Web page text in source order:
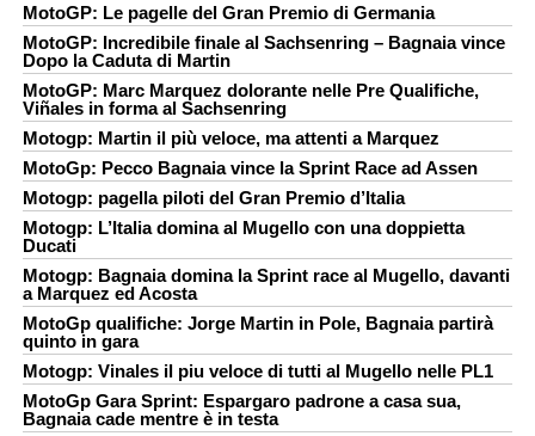
MotoGP: Le pagelle del Gran Premio di Germania
MotoGP: Incredibile finale al Sachsenring – Bagnaia vince
Dopo la Caduta di Martin
MotoGP: Marc Marquez dolorante nelle Pre Qualifiche,
Viñales in forma al Sachsenring
Motogp: Martin il più veloce, ma attenti a Marquez
MotoGp: Pecco Bagnaia vince la Sprint Race ad Assen
Motogp: pagella piloti del Gran Premio d’Italia
Motogp: L’Italia domina al Mugello con una doppietta
Ducati
Motogp: Bagnaia domina la Sprint race al Mugello, davanti
a Marquez ed Acosta
MotoGp qualifiche: Jorge Martin in Pole, Bagnaia partirà
quinto in gara
Motogp: Vinales il piu veloce di tutti al Mugello nelle PL1
MotoGp Gara Sprint: Espargaro padrone a casa sua,
Bagnaia cade mentre è in testa